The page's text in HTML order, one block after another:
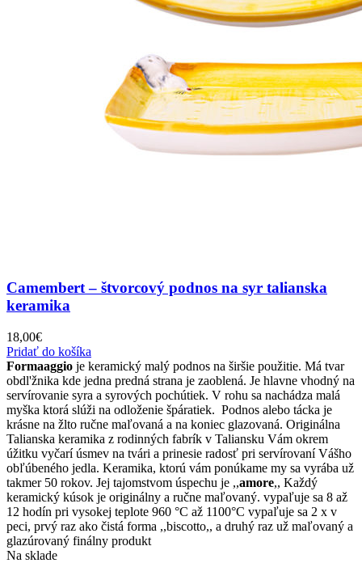
Camembert – štvorcový podnos na syr talianska
keramika
18,00€
Pridať do košíka
Formaaggio je keramický malý podnos na širšie použitie. Má tvar
obdl'žnika kde jedna predná strana je zaoblená. Je hlavne vhodný na
servírovanie syra a syrových pochútiek. V rohu sa nachádza malá
myška ktorá slúži na odloženie špáratiek. Podnos alebo tácka je
krásne na žlto ručne maľovaná a na koniec glazovaná. Originálna
Talianska keramika z rodinných fabrík v Taliansku Vám okrem
úžitku vyčarí úsmev na tvári a prinesie radosť pri servírovaní Vášho
obľúbeného jedla. Keramika, ktorú vám ponúkame my sa vyrába už
takmer 50 rokov. Jej tajomstvom úspechu je ,,amore,, Každý
keramický kúsok je originálny a ručne maľovaný. vypaľuje sa 8 až
12 hodín pri vysokej teplote 960 °C až 1100°C vypaľuje sa 2 x v
peci, prvý raz ako čistá forma ,,biscotto,, a druhý raz už maľovaný a
glazúrovaný finálny produkt
Na sklade